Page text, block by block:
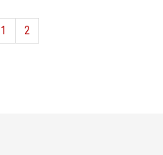
1 2